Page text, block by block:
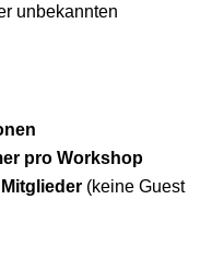
unbekannten
pro Workshop
(keine Guest